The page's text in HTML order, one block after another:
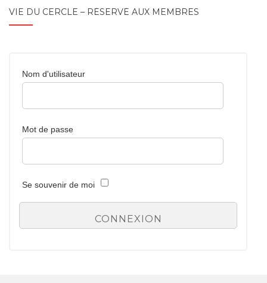
VIE DU CERCLE – RÉSERVÉ AUX MEMBRES
Nom d'utilisateur
Mot de passe
Se souvenir de moi